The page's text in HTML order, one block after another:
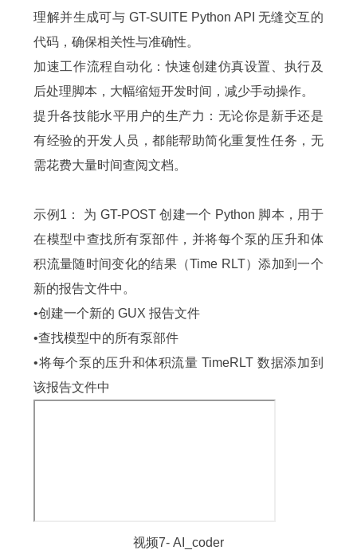
理解并生成可与 GT-SUITE Python API 无缝交互的
代码，确保相关性与准确性。
加速工作流程自动化：快速创建仿真设置、执行及
后处理脚本，大幅缩短开发时间，减少手动操作。
提升各技能水平用户的生产力：无论你是新手还是
有经验的开发人员，都能帮助简化重复性任务，无
需花费大量时间查阅文档。
示例1： 为 GT-POST 创建一个 Python 脚本，用于
在模型中查找所有泵部件，并将每个泵的压升和体
积流量随时间变化的结果（Time RLT）添加到一个
新的报告文件中。
•创建一个新的 GUX 报告文件
•查找模型中的所有泵部件
•将每个泵的压升和体积流量 TimeRLT 数据添加到
该报告文件中
视频7- AI_coder